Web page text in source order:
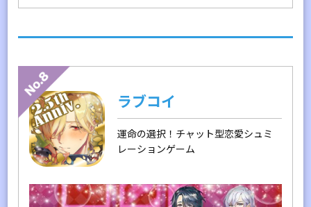
ラブコイ
運命の選択！チャット型恋愛シュミ
レーションゲーム